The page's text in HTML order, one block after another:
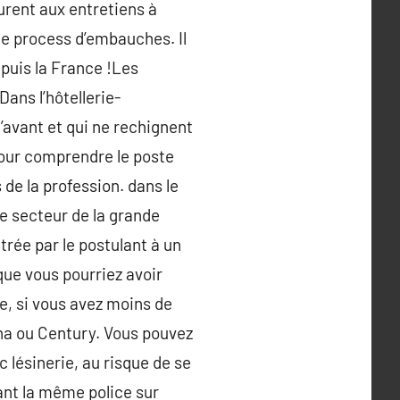
aux entretiens à
d’embauches. Il
la France !Les
l’hôtellerie-
et qui ne rechignent
comprendre le poste
la profession. dans le
secteur de la grande
par le postulant à un
vous pourriez avoir
si vous avez moins de
ou Century. Vous pouvez
lésinerie, au risque de se
la même police sur